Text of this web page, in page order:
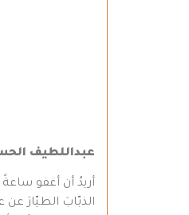
عبداللطيف
أريدُ أن أغفو ساعةً
الذبّابَ الطيّارَ عن